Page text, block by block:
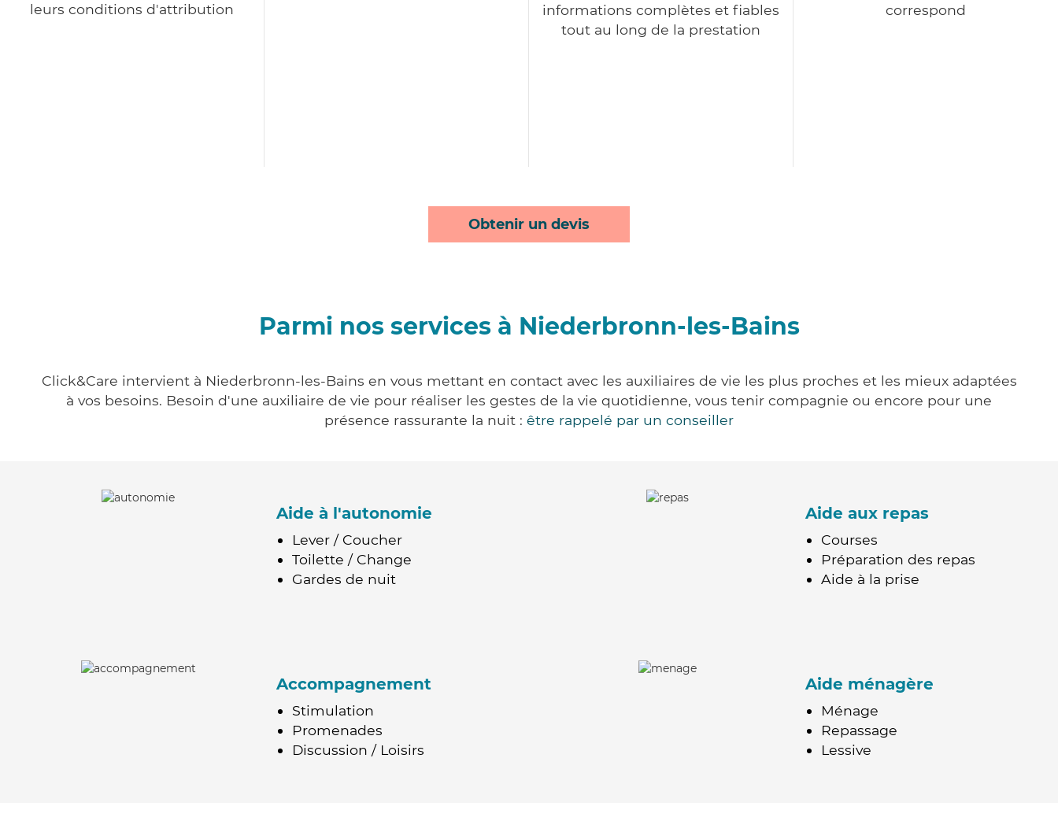
leurs conditions d'attribution
informations complètes et fiables
tout au long de la prestation
correspond
Obtenir un devis
Parmi nos services à Niederbronn-les-Bains
Click&Care intervient à Niederbronn-les-Bains en vous mettant en contact avec les auxiliaires de vie les plus proches et les mieux adaptées
à vos besoins. Besoin d'une auxiliaire de vie pour réaliser les gestes de la vie quotidienne, vous tenir compagnie ou encore pour une
présence rassurante la nuit : être rappelé par un conseiller
Aide à l'autonomie
Lever / Coucher
Toilette / Change
Gardes de nuit
Aide aux repas
Courses
Préparation des repas
Aide à la prise
Accompagnement
Stimulation
Promenades
Discussion / Loisirs
Aide ménagère
Ménage
Repassage
Lessive